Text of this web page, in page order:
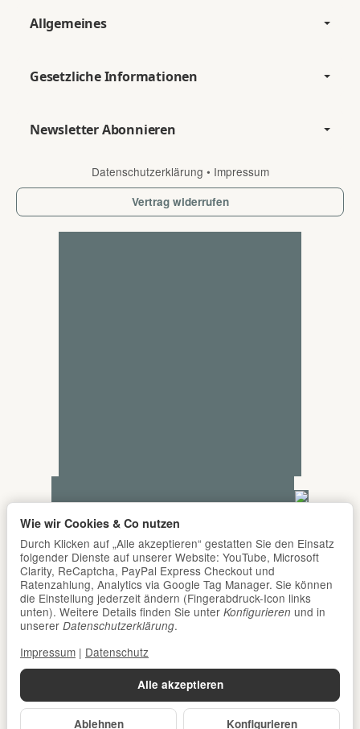
Allgemeines
Gesetzliche Informationen
Newsletter Abonnieren
Datenschutzerklärung • Impressum
Vertrag widerrufen
Alle akzeptieren
Ablehnen Konfigurieren
Wie wir Cookies & Co nutzen
Durch Klicken auf „Alle akzeptieren“ gestatten Sie den Einsatz
folgender Dienste auf unserer Website: YouTube, Microsoft
Clarity, ReCaptcha, PayPal Express Checkout und
Ratenzahlung, Analytics via Google Tag Manager. Sie können
die Einstellung jederzeit ändern (Fingerabdruck-Icon links
unten). Weitere Details finden Sie unter Konfigurieren und in
unserer Datenschutzerklärung.
Impressum | Datenschutz